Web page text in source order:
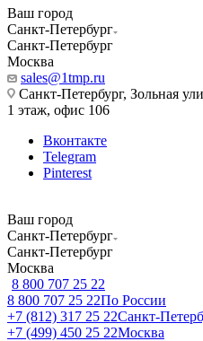
Ваш город
Санкт-Петербург
Санкт-Петербург
Москва
sales@1tmp.ru
Санкт-Петербург, Зольная
1 этаж, офис 106
Вконтакте
Telegram
Pinterest
Ваш город
Санкт-Петербург
Санкт-Петербург
Москва
8 800 707 25 22
8 800 707 25 22По России
+7 (812) 317 25 22Санкт-
+7 (499) 450 25 22Москва